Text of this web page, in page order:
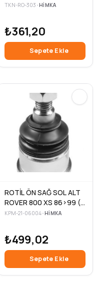
TKN-RO-303 •HIMKA
₺361,20
Sepete Ekle
ROTİL ÖN SAĞ SOL ALT
ROVER 800 XS 86>99 (2
Adet )
KPM-21-06004•HIMKA
₺499,02
Sepete Ekle